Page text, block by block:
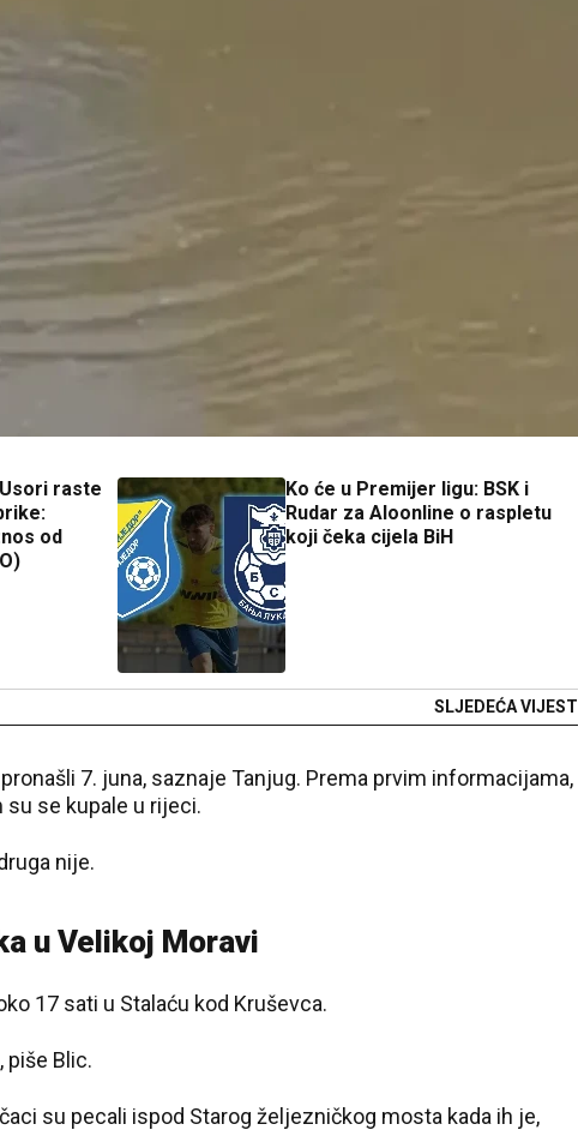
raste
od
Ko će u Premijer ligu: BSK i
Rudar za Aloonline o raspletu
koji čeka cijela BiH
SLJEDEĆA VIJEST
7. juna, saznaje Tanjug. Prema prvim informacijama,
su se kupale u rijeci.
nije.
u Velikoj Moravi
17 sati u Stalaću kod Kruševca.
piše Blic.
su pecali ispod Starog željezničkog mosta kada ih je,